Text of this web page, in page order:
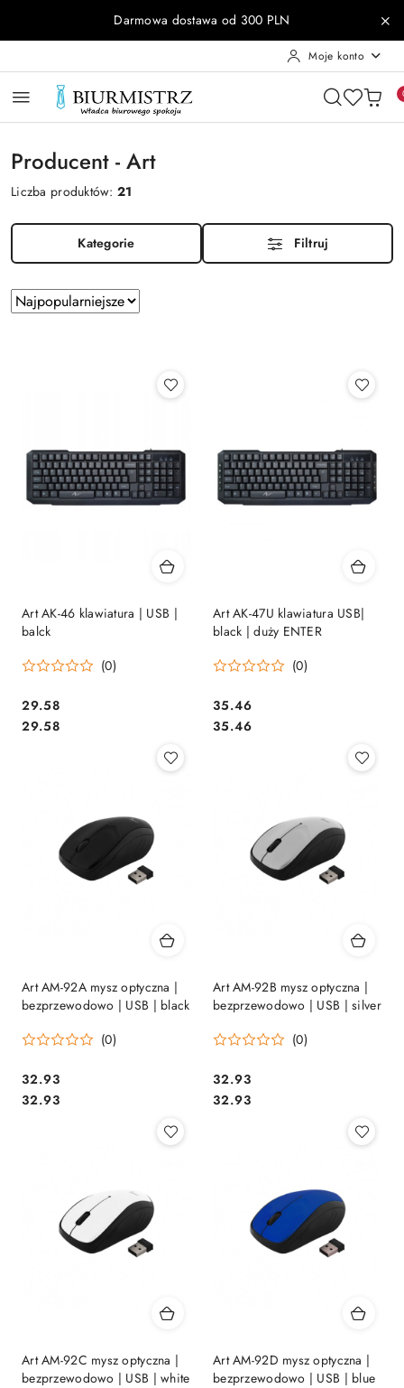
Przejdź do treści głównej
Przejdź do wyszukiwarki
Przejdź do moje konto
Przejdź do menu głównego
Przejdź do stopkiDarmowa dostawa od 300 PLN
Moje konto
Producent - Art
Liczba produktów:21
Kategorie Filtruj
Zastosowano
sortowanie:
Sortuj
według
Art AK-46 klawiatura | USB |
balck
(0)
Cena:
29.58
Cena:
29.58
Art AK-47U klawiatura USB|
black | duży ENTER
(0)
Cena:
35.46
Cena:
35.46
Art AM-92A mysz optyczna |
bezprzewodowo | USB | black
(0)
Cena:
32.93
Cena:
32.93
Art AM-92B mysz optyczna |
bezprzewodowo | USB | silver
(0)
Cena:
32.93
Cena:
32.93
Art AM-92C mysz optyczna |
bezprzewodowo | USB | white
Art AM-92D mysz optyczna |
bezprzewodowo | USB | blue